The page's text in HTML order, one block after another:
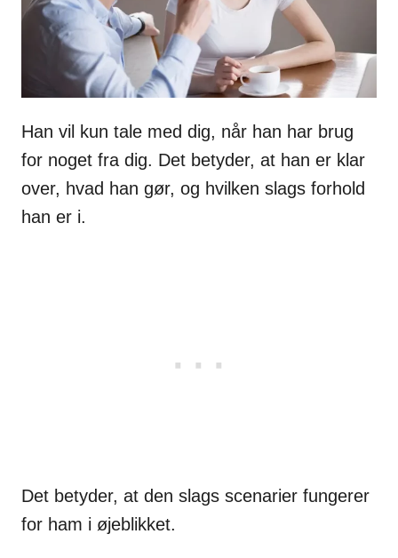
Han vil kun tale med dig, når han har brug
for noget fra dig. Det betyder, at han er klar
over, hvad han gør, og hvilken slags forhold
han er i.
Det betyder, at den slags scenarier fungerer
for ham i øjeblikket.